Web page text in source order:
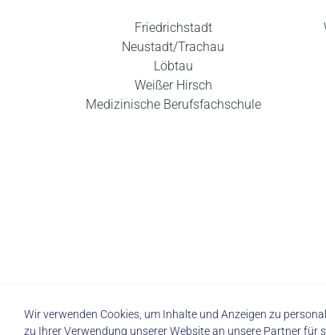
Friedrichstadt
Neustadt/Trachau
Löbtau
Weißer Hirsch
Medizinische Berufsfachschule
Wir verwenden Cookies, um Inhalte und Anzeigen zu
zu Ihrer Verwendung unserer Website an unsere Partner für